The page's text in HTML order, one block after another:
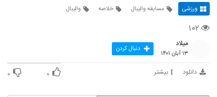
ورزشی مسابقه والیبال خلاصه والیبال
۱۰۲
میلاد
۱۳ آبان ۱۴۰۱ دنبال کردن
دانلود بیشتر ۰ ۰